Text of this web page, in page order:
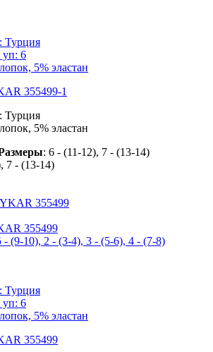
Турция
уп: 6
5% эластан
355499-1
Турция
5% эластан
: 6 - (11-12), 7 - (13-14)
7 - (13-14)
355499
- (9-10), 2 - (3-4), 3 - (5-6), 4 - (7-8)
Турция
уп: 6
5% эластан
355499